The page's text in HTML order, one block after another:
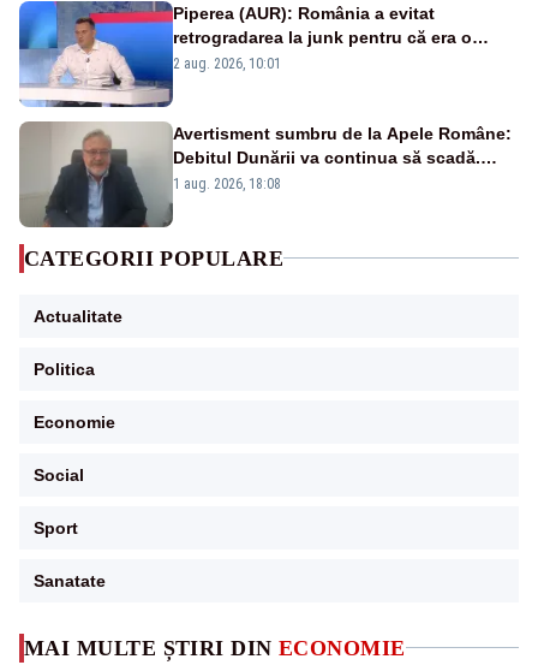
MAI MULTE ȘTIRI DIN ECONOMIE
Piperea (AUR): România a evitat
retrogradarea la junk pentru că era o
catastrofă pentru bănci și fondurile de
2 aug. 2026, 10:01
Avertisment sumbru de la Apele Române:
Debitul Dunării va continua să scadă.
Cernavodă s-ar putea închide în 4 zile
1 aug. 2026, 18:08
CATEGORII POPULARE
Actualitate
Politica
Economie
Social
Sport
Sanatate